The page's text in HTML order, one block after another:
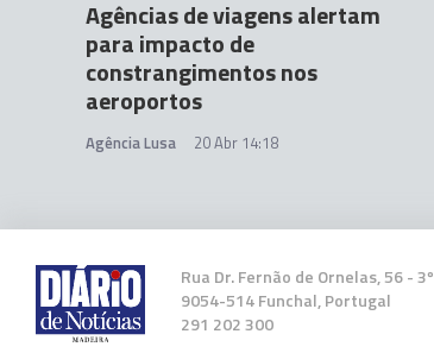
Agências de viagens alertam
para impacto de
constrangimentos nos
aeroportos
Agência Lusa 20 Abr 14:18
Rua Dr. Fernão de Ornelas, 56 - 3º
9054-514 Funchal, Portugal
291 202 300